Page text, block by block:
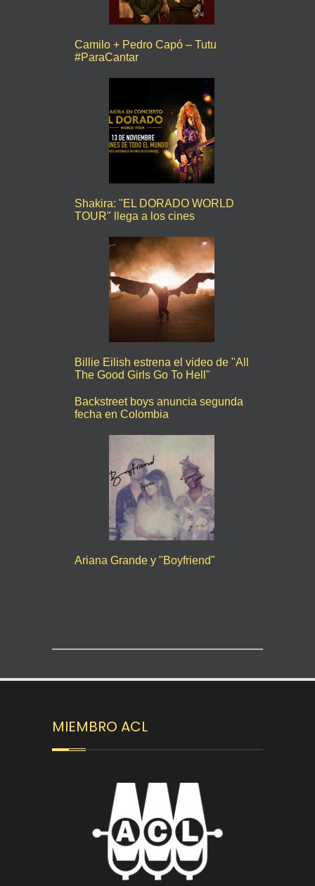
Camilo + Pedro Capó – Tutu
#ParaCantar
Shakira: "EL DORADO WORLD
TOUR" llega a los cines
Billie Eilish estrena el video de "All
The Good Girls Go To Hell"
Backstreet boys anuncia segunda
fecha en Colombia
Ariana Grande y "Boyfriend"
MIEMBRO ACL